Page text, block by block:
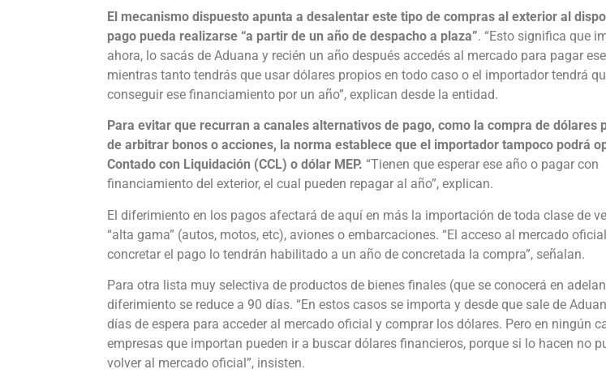
El mecanismo dispuesto apunta a desalentar este tipo de compras al exterior al
pago pueda realizarse “a partir de un año de despacho a plaza”. “Esto significa que
ahora, lo sacás de Aduana y recién un año después accedés al mercado para pagar
mientras tanto tendrás que usar dólares propios en todo caso o el importador tendrá
conseguir ese financiamiento por un año”, explican desde la entidad.
Para evitar que recurran a canales alternativos de pago, como la compra de dólares
de arbitrar bonos o acciones, la norma establece que el importador tampoco podrá
Contado con Liquidación (CCL) o dólar MEP. “Tienen que esperar ese año o pagar con
financiamiento del exterior, el cual pueden repagar al año”, explican.
El diferimiento en los pagos afectará de aquí en más la importación de toda clase de
“alta gama” (autos, motos, etc), aviones o embarcaciones. “El acceso al mercado
concretar el pago lo tendrán habilitado a un año de concretada la compra”, señalan.
Para otra lista muy selectiva de productos de bienes finales (que se conocerá en
diferimiento se reduce a 90 días. “En estos casos se importa y desde que sale de
días de espera para acceder al mercado oficial y comprar los dólares. Pero en ningún
empresas que importan pueden ir a buscar dólares financieros, porque si lo hacen no
volver al mercado oficial”, insisten.